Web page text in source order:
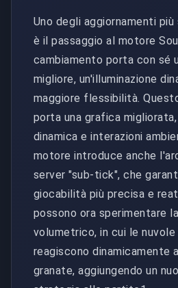
Uno degli aggiornamenti
è il passaggio al motore
cambiamento porta con sé
migliore, un'illuminazione
maggiore flessibilità.
porta una grafica migliorata,
dinamica e interazioni
motore introduce anche
server "sub-tick", che
giocabilità più precisa e
possono ora sperimentare
volumetrico, in cui le
reagiscono dinamicamente
granate, aggiungendo un